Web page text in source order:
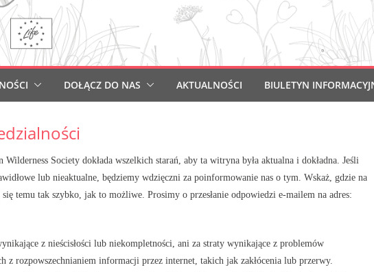
DOŁĄCZ DO NAS AKTUALNOŚCI BIULETYN
Society dokłada wszelkich starań, aby ta witryna była aktualna i dokładna. Jeśli
lub nieaktualne, będziemy wdzięczni za poinformowanie nas o tym. Wskaż, gdzie na
temu tak szybko, jak to możliwe. Prosimy o przesłanie odpowiedzi e-mailem na adres:
z nieścisłości lub niekompletności, ani za straty wynikające z problemów
z rozpowszechnianiem informacji przez internet, takich jak zakłócenia lub przerwy.